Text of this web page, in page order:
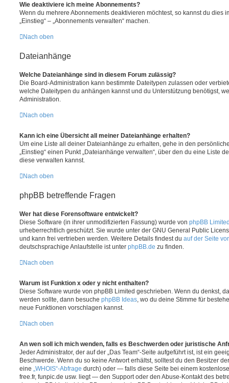
Wie deaktiviere ich meine Abonnements?
Wenn du mehrere Abonnements deaktivieren möchtest, so kannst du dies
„Einstieg“ – „Abonnements verwalten“ machen.
Nach oben
Dateianhänge
Welche Dateianhänge sind in diesem Forum zulässig?
Die Board-Administration kann bestimmte Dateitypen zulassen oder
welche Dateitypen du anhängen kannst und du Unterstützung benötigst,
Administration.
Nach oben
Kann ich eine Übersicht all meiner Dateianhänge erhalten?
Um eine Liste all deiner Dateianhänge zu erhalten, gehe in den
„Einstieg“ einen Punkt „Dateianhänge verwalten“, über den du eine Liste
diese verwalten kannst.
Nach oben
phpBB betreffende Fragen
Wer hat diese Forensoftware entwickelt?
Diese Software (in ihrer unmodifizierten Fassung) wurde von phpBB
urheberrechtlich geschützt. Sie wurde unter der GNU General Public
und kann frei vertrieben werden. Weitere Details findest du auf der Seite
deutschsprachige Anlaufstelle ist unter phpBB.de zu finden.
Nach oben
Warum ist Funktion x oder y nicht enthalten?
Diese Software wurde von phpBB Limited geschrieben. Wenn du denkst,
werden sollte, dann besuche phpBB Ideas , wo du deine Stimme für
neue Funktionen vorschlagen kannst.
Nach oben
An wen soll ich mich wenden, falls es Beschwerden oder juristische
Jeder Administrator, der auf der „Das Team“-Seite aufgeführt ist, ist ein
Beschwerde. Wenn du so keine Antwort erhältst, solltest du den Besitzer
eine „WHOIS“-Abfrage durch) oder — falls diese Seite bei einem
free.fr, funpic.de usw. liegt — den Support oder den Abuse-Kontakt des